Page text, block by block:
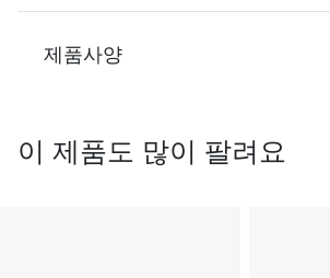
제품사양
이 제품도 많이 팔려요